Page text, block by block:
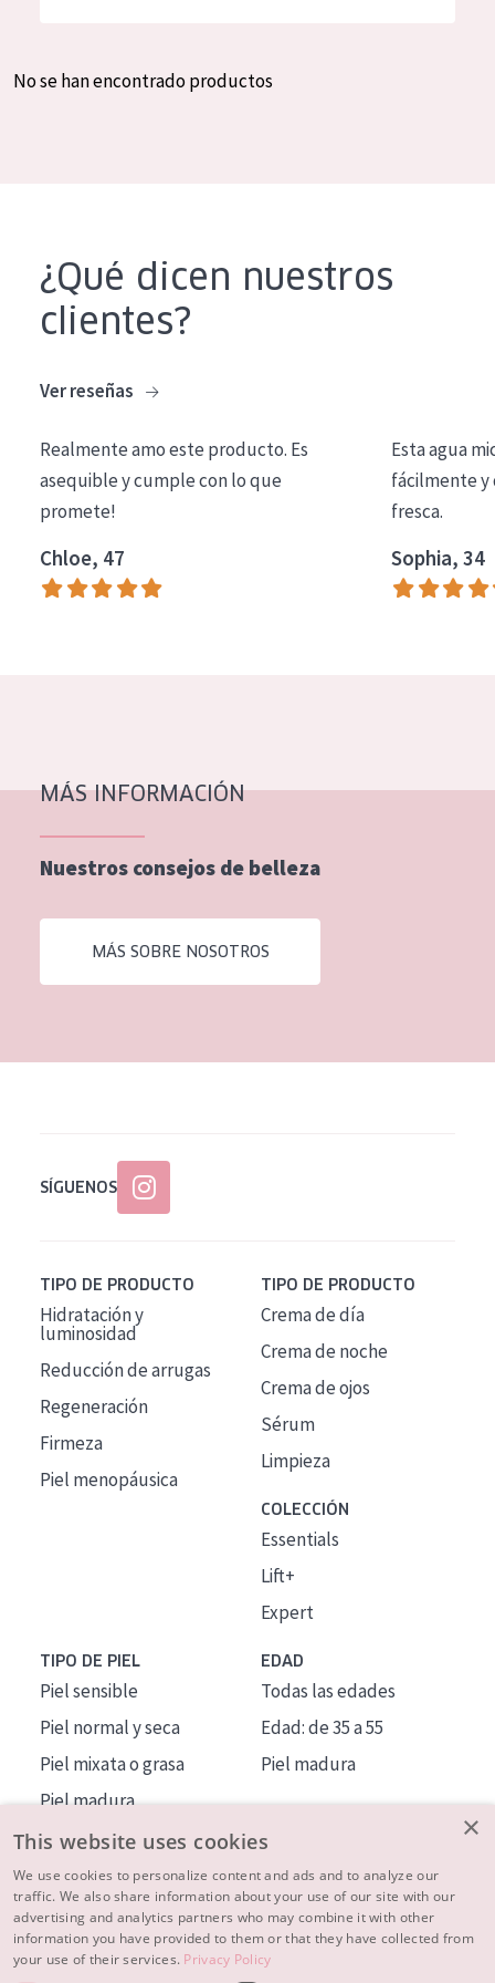
Crema de día
Crema de noche
Limpieza
COLECCIÓN
Essentials
Lift+
Piel normal y seca
Piel mixata o grasa
Piel madura
Piel expuesta al sol
Piel menopáusica
Todas las edades
Spanish
No se han encontrado productos
¿Qué dicen nuestros
clientes?
Ver reseñas
Realmente amo este producto. Es
asequible y cumple con lo que
promete!
Chloe, 47
Esta agua
fácilmente y
fresca.
Sophia, 34
MÁS INFORMACIÓN
Nuestros consejos de belleza
MÁS SOBRE NOSOTROS
SÍGUENOS
TIPO DE PRODUCTO
Hidratación y
luminosidad
Reducción de arrugas
Regeneración
Firmeza
Piel menopáusica
TIPO DE PRODUCTO
Crema de día
Crema de noche
Crema de ojos
Sérum
Limpieza
COLECCIÓN
Essentials
Lift+
Expert
TIPO DE PIEL
Piel sensible
Piel normal y seca
Piel mixata o grasa
Piel madura
Piel expuesta al sol
Piel menopáusica
EDAD
Todas las edades
Edad: de 35 a 55
Piel madura
MÁS SOBRE NOSOTROS
INSPIRACIÓN
×
This website uses cookies
We use cookies to personalize content and ads and to analyze our
traffic. We also share information about your use of our site with our
advertising and analytics partners who may combine it with other
information you have provided to them or that they have collected from
your use of their services. Privacy Policy